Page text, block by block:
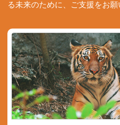
る未来のために、ご支援をお願